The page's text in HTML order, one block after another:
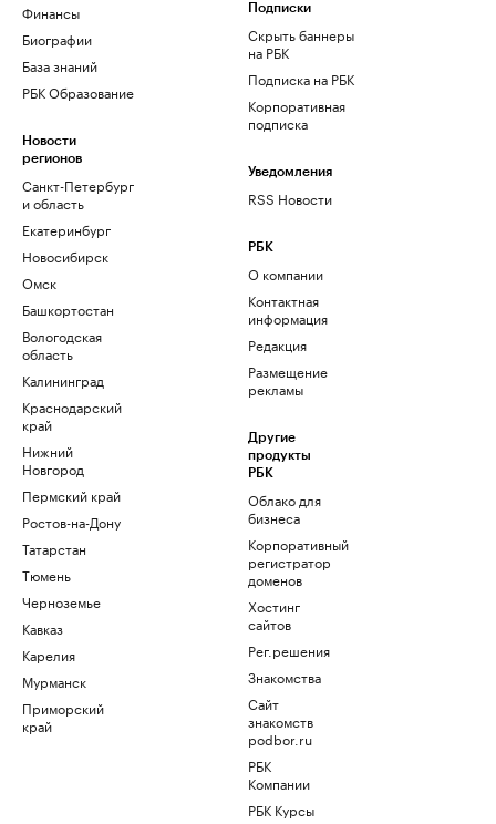
Финансы
Биографии
База знаний
РБК Образование
Новости
регионов
Санкт-Петербург
и область
Екатеринбург
Новосибирск
Омск
Башкортостан
Вологодская
область
Калининград
Краснодарский
край
Нижний
Новгород
Пермский край
Ростов-на-Дону
Татарстан
Тюмень
Черноземье
Кавказ
Карелия
Мурманск
Приморский
край
Подписки
Скрыть баннеры
на РБК
Подписка на РБК
Корпоративная
подписка
Уведомления
RSS Новости
РБК
О компании
Контактная
информация
Редакция
Размещение
рекламы
Другие
продукты
РБК
Облако для
бизнеса
Корпоративный
регистратор
доменов
Хостинг
сайтов
Рег.решения
Знакомства
Сайт
знакомств
podbor.ru
РБК
Компании
РБК Курсы